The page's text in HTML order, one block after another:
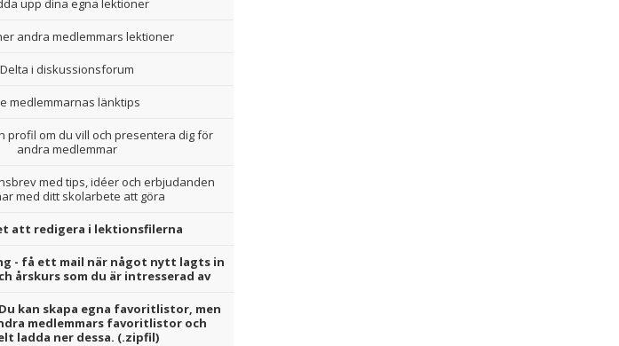
upp dina egna lektioner
andra medlemmars lektioner
Delta i diskussionsforum
medlemmarnas länktips
profil om du vill och presentera dig för
andra medlemmar
med tips, idéer och erbjudanden
med ditt skolarbete att göra
att redigera i lektionsfilerna
- få ett mail när något nytt lagts in
årskurs som du är intresserad av
kan skapa egna favoritlistor, men
medlemmars favoritlistor och
ladda ner dessa. (.zipfil)